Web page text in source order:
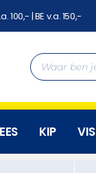
100,- | BE v.a. 150,-
KIP VIS